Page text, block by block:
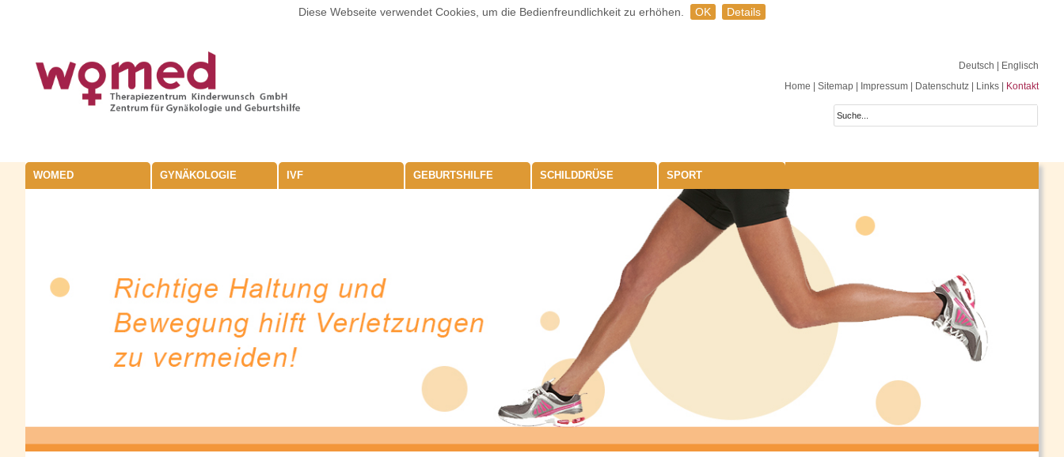
Diese Webseite verwendet Cookies, um die Bedienfreundlichkeit zu erhöhen. OK Details
Deutsch
| Englisch
Home
Sitemap Impressum Datenschutz Links Kontakt
WOMED GYNÄKOLOGIE IVF GEBURTSHILFE SCHILDDRÜSE SPORT